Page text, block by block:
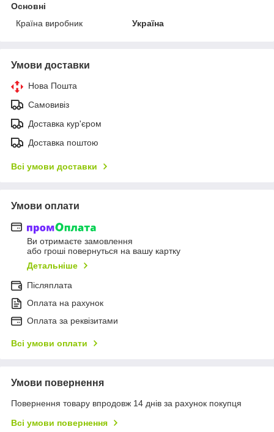
Основні
Країна виробник
Україна
Умови доставки
Нова Пошта
Самовивіз
Доставка кур'єром
Доставка поштою
Всі умови доставки
Умови оплати
Ви отримаєте замовлення
або гроші повернуться на вашу картку
Детальніше
Післяплата
Оплата на рахунок
Оплата за реквізитами
Всі умови оплати
Умови повернення
Повернення товару впродовж 14 днів за рахунок покупця
Всі умови повернення